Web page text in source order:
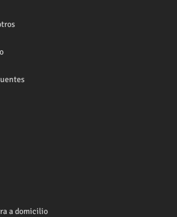
a domicilio